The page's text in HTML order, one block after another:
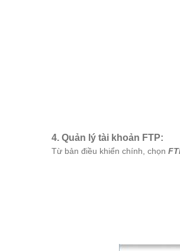
4. Quản lý tài khoản FTP:
Từ bản điều khiển chính, chọn